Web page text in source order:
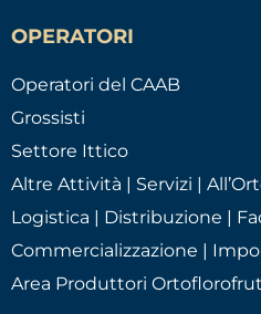
OPERATORI
Operatori del CAAB
Grossisti
Settore Ittico
Altre Attività | Servizi |
Logistica | Distribuzione |
Commercializzazione |
Area Produttori